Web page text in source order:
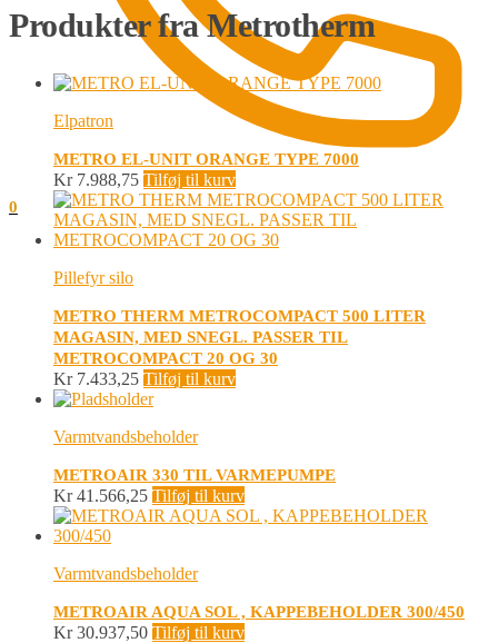
0
Produkter fra Metrotherm
Elpatron
METRO EL-UNIT ORANGE TYPE 7000
Kr7.988,75 Tilføj til kurv
Pillefyr silo
METRO THERM METROCOMPACT 500 LITER
MAGASIN, MED SNEGL. PASSER TIL
METROCOMPACT 20 OG 30
Kr7.433,25 Tilføj til kurv
Varmtvandsbeholder
METROAIR 330 TIL VARMEPUMPE
Kr41.566,25 Tilføj til kurv
Varmtvandsbeholder
METROAIR AQUA SOL , KAPPEBEHOLDER 300/450
Kr30.937,50 Tilføj til kurv